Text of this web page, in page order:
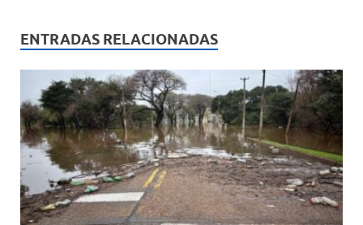
s
A
p
p
b
o
o
k
p
ar
ti
r
ENTRADAS RELACIONADAS